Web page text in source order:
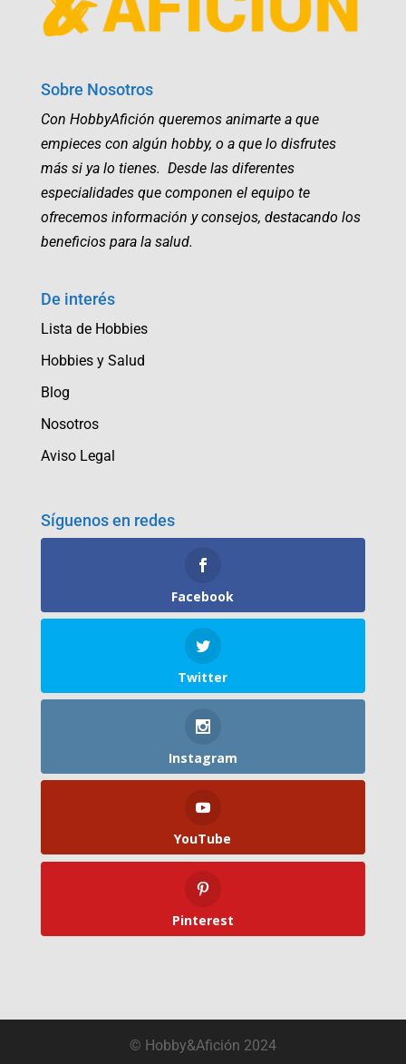
Sobre Nosotros
Con HobbyAfición queremos animarte a que
empieces con algún hobby, o a que lo disfrutes
más si ya lo tienes. Desde las diferentes
especialidades que componen el equipo te
ofrecemos información y consejos, destacando los
beneficios para la salud.
De interés
Lista de Hobbies
Hobbies y Salud
Blog
Nosotros
Aviso Legal
Síguenos en redes
Facebook
Twitter
Instagram
YouTube
Pinterest
© Hobby&Afición 2024